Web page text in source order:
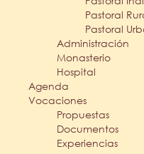
Pastoral
Pastoral
Administración
Monasterio
Hospital
Agenda
Vocaciones
Propuestas
Documentos
Experiencias